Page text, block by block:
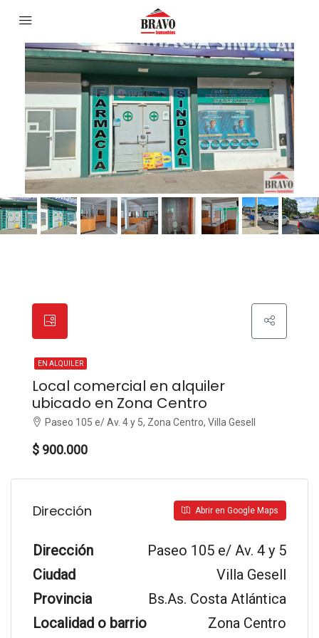
EN ALQUILER
Local comercial en alquiler
ubicado en Zona Centro
Paseo 105 e/ Av. 4 y 5, Zona Centro, Villa Gesell
$ 900.000
Dirección Abrir en Google Maps
Dirección
Paseo 105 e/ Av. 4 y 5
Ciudad
Villa Gesell
Provincia
Bs.As. Costa Atlántica
Localidad o barrio
Zona Centro